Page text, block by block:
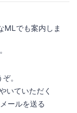
MLでも案内しま
。
いていただく
ールを送る